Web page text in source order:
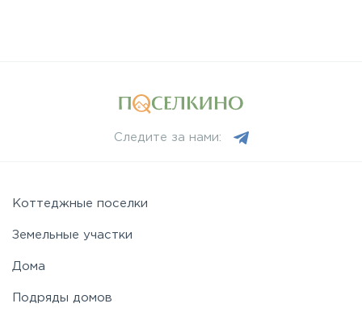
Следите за нами:
Коттеджные поселки
Земельные участки
Дома
Подряды домов